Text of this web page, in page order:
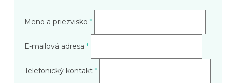
Meno a priezvisko *
E-mailová adresa *
Telefonický kontakt *